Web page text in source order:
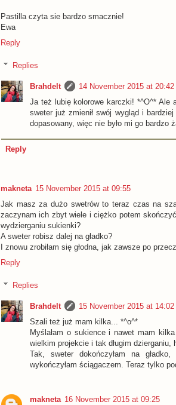
Pastilla czyta sie bardzo smacznie!
Ewa
Reply
Replies
Brahdelt
14 November 2015 at 20:42
Ja też lubię kolorowe karczki! *^O^* Ale
sweter już zmienił swój wygląd i
dopasowany, więc nie było mi go bardzo
Reply
makneta 15 November 2015 at 09:55
Jak masz za dużo swetrów to teraz czas na
zaczynam ich zbyt wiele i ciężko potem
wydzierganiu sukienki?
A sweter robisz dalej na gładko?
I znowu zrobiłam się głodna, jak zawsze po
Reply
Replies
Brahdelt
15 November 2015 at 14:02
Szali też już mam kilka... *^o^*
Myślałam o sukience i nawet mam
wielkim projekcie i tak długim dzierganiu,
Tak, sweter dokończyłam na
wykończyłam ściągaczem. Teraz tylko
makneta 16 November 2015 at 09:25